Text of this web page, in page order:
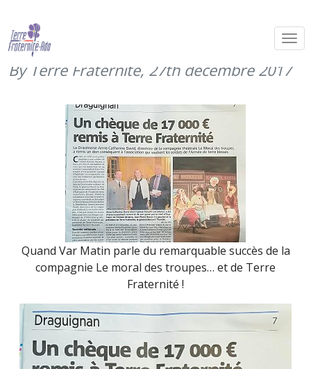
Quand Var Matin parle du Moral des
troupes
By Terre Fraternité, 27th décembre 2017
Quand Var Matin parle du remarquable succès de la
compagnie Le moral des troupes… et de Terre
Fraternité !